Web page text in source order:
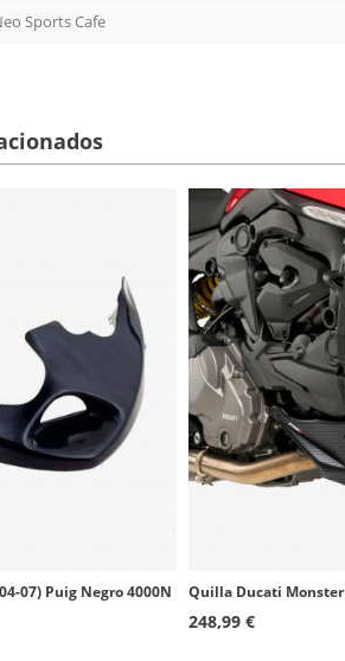
Sports Cafe
07) Puig Negro 4000N
248,99 €